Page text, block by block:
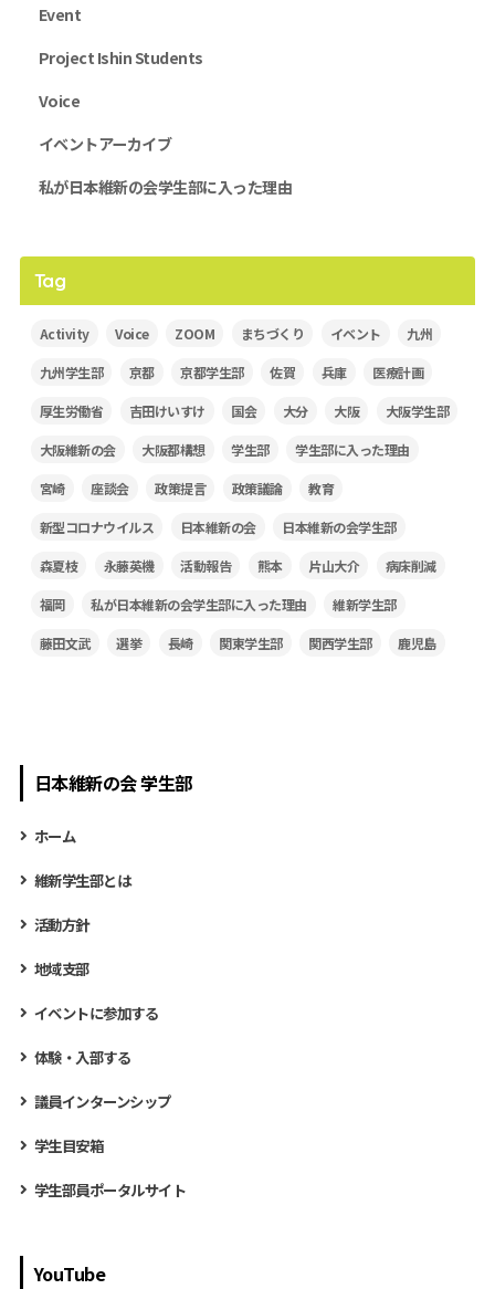
Event
Project Ishin Students
Voice
イベントアーカイブ
私が日本維新の会学生部に入った理由
Tag
Activity Voice ZOOM まちづくり イベント 九州
九州学生部 京都 京都学生部 佐賀 兵庫 医療計画
厚生労働省 吉田けいすけ 国会 大分 大阪 大阪学生部
大阪維新の会 大阪都構想 学生部 学生部に入った理由
宮崎 座談会 政策提言 政策議論 教育
新型コロナウイルス 日本維新の会 日本維新の会学生部
森夏枝 永藤英機 活動報告 熊本 片山大介 病床削減
福岡 私が日本維新の会学生部に入った理由 維新学生部
藤田文武 選挙 長崎 関東学生部 関西学生部 鹿児島
日本維新の会 学生部
ホーム
維新学生部とは
活動方針
地域支部
イベントに参加する
体験・入部する
議員インターンシップ
学生目安箱
学生部員ポータルサイト
YouTube